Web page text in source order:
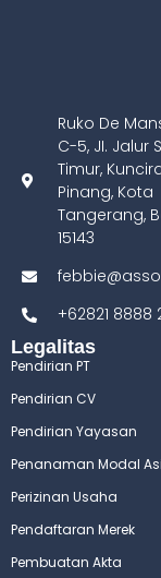
Ruko De
C-5, JI. Jalur
Timur,
Pinang, Kota
Tangerang,
15143
+62821 8888
Legalitas
Pendirian PT
Pendirian CV
Pendirian Yayasan
Penanaman Modal
Perizinan Usaha
Pendaftaran Merek
Pembuatan Akta